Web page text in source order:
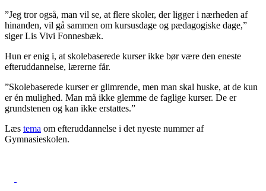
”Jeg tror også, man vil se, at flere skoler, der ligger i nærheden af
hinanden, vil gå sammen om kursusdage og pædagogiske dage,”
siger Lis Vivi Fonnesbæk.
Hun er enig i, at skolebaserede kurser ikke bør være den eneste
efteruddannelse, lærerne får.
”Skolebaserede kurser er glimrende, men man skal huske, at de kun
er én mulighed. Man må ikke glemme de faglige kurser. De er
grundstenen og kan ikke erstattes.”
Læs tema om efteruddannelse i det nyeste nummer af
Gymnasieskolen.